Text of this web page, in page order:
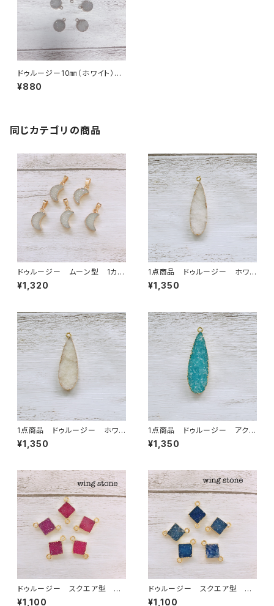
ドゥルージー10㎜（ホワイト）１
カン
¥880
同じカテゴリの商品
ドゥルージー ムーン型 1カ
ン ホワイト
¥1,320
1点商品 ドゥルージー ホワイ
ト ①
¥1,350
1点商品 ドゥルージー ホワイ
ト③
¥1,350
1点商品 ドゥルージー アクア
カラー ③
¥1,350
ドゥルージー スクエア型 レ
ッド 2カン
¥1,100
ドゥルージー スクエア型 ブ
ルー 2カン
¥1,100